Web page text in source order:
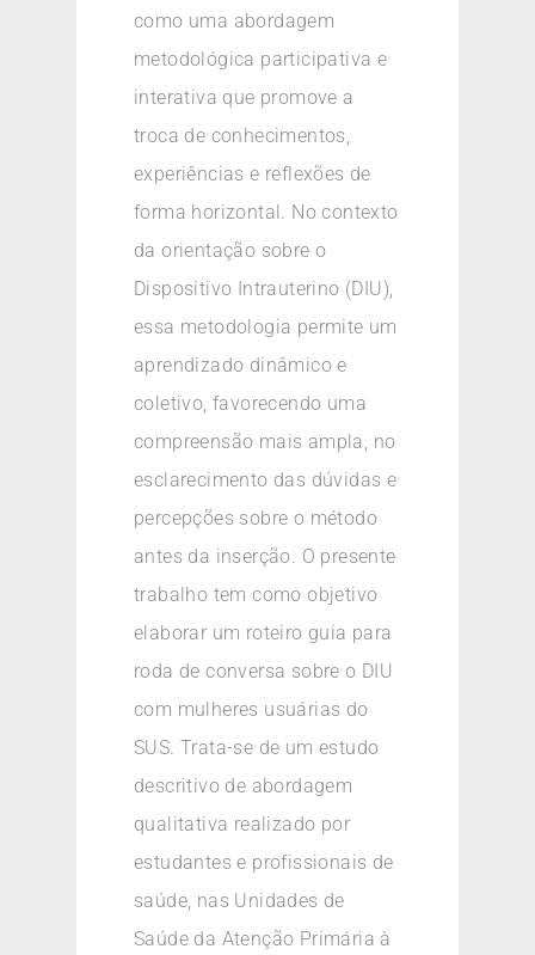
como uma abordagem
metodológica participativa e
interativa que promove a
troca de conhecimentos,
experiências e reflexões de
forma horizontal. No contexto
da orientação sobre o
Dispositivo Intrauterino (DIU),
essa metodologia permite um
aprendizado dinâmico e
coletivo, favorecendo uma
compreensão mais ampla, no
esclarecimento das dúvidas e
percepções sobre o método
antes da inserção. O presente
trabalho tem como objetivo
elaborar um roteiro guia para
roda de conversa sobre o DIU
com mulheres usuárias do
SUS. Trata-se de um estudo
descritivo de abordagem
qualitativa realizado por
estudantes e profissionais de
saúde, nas Unidades de
Saúde da Atenção Primária à